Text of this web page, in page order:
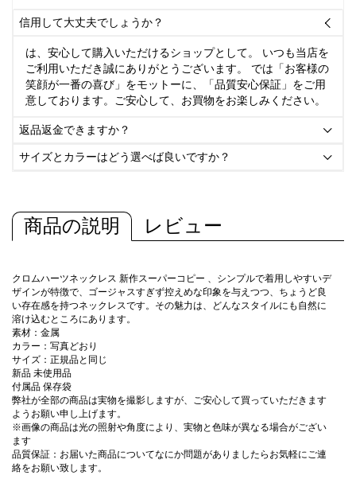
信用して大丈夫でしょうか？ 
は、安心して購入いただけるショップとして。 いつも当店を
ご利用いただき誠にありがとうございます。 では「お客様の
笑顔が一番の喜び」をモットーに、「品質安心保証」をご用
意しております。ご安心して、お買物をお楽しみください。
返品返金できますか？ 
サイズとカラーはどう選べば良いですか？ 
商品の説明 レビュー
クロムハーツネックレス 新作スーパーコピー 、シンプルで着用しやすいデ
ザインが特徴で、ゴージャスすぎず控えめな印象を与えつつ、ちょうど良
い存在感を持つネックレスです。その魅力は、どんなスタイルにも自然に
溶け込むところにあります。
素材：金属
カラー：写真どおり
サイズ：正規品と同じ
新品 未使用品
付属品 保存袋
弊社が全部の商品は実物を撮影しますが、ご安心して買っていただきます
ようお願い申し上げます。
※画像の商品は光の照射や角度により、実物と色味が異なる場合がござい
ます
品質保証：お届いた商品についてなにか問題がありましたらお気軽にご連
絡をお願い致します。